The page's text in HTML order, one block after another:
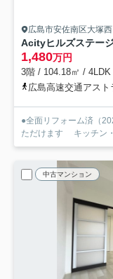
広島市安佐南区大塚西
Acityヒルズステー
1,480万円
3階 / 104.18㎡ /
広島高速交通アス
●全面リフォーム済（
ただけます キッチン
中古マンション